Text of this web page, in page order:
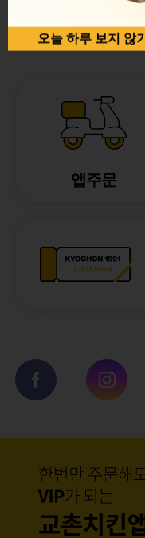
앱주문
오늘 하루 보지 않기